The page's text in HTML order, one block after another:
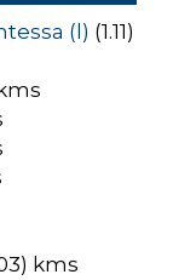
(l) (1.11)
kms